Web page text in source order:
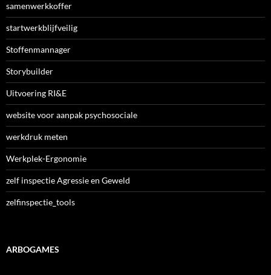
samenwerkkoffer
startwerkblijfveilig
Stoffenmannager
Storybuilder
Uitvoering RI&E
website voor aanpak psychosociale
werkdruk meten
Werkplek-Ergonomie
zelf inspectie Agressie en Geweld
zelfinspectie_tools
ARBOGAMES